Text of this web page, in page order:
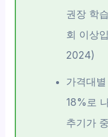
권장 학
회 이상
2024)
가격대
18%로
추기가